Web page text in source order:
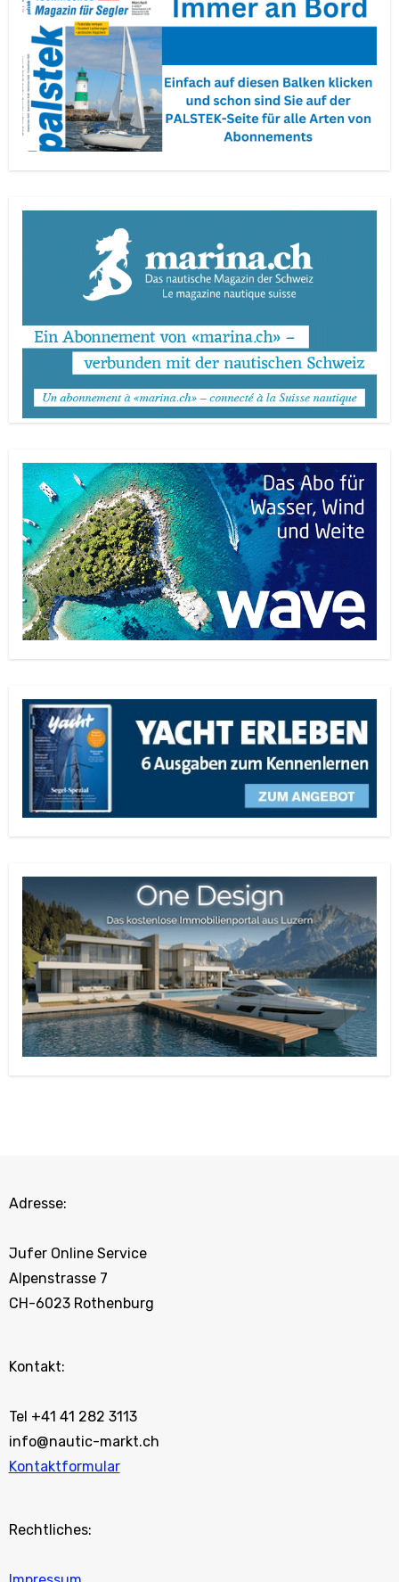
Adresse:
Jufer Online Service
Alpenstrasse 7
CH-6023 Rothenburg
Kontakt:
Tel +41 41 282 3113
info@nautic-markt.ch
Kontaktformular
Rechtliches: